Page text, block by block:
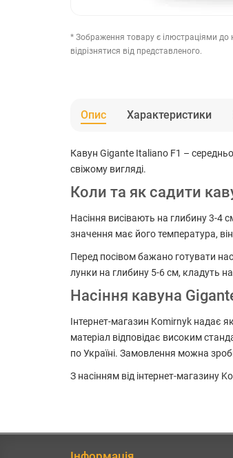
* Зображення товару є ілюстраціями
відрізнятися від представленого.
Опис Характеристики
Кавун Gigante Italiano F1 –
свіжому вигляді.
Коли та як садити
Насіння висівають на глибину 3-4
значення має його температура,
Перед посівом бажано готувати
лунки на глибину 5-6 см, кладуть
Насіння кавуна
Інтернет-магазин Komirnyk надає
матеріал відповідає високим
по Україні. Замовлення можна
З насінням від інтернет-магазину